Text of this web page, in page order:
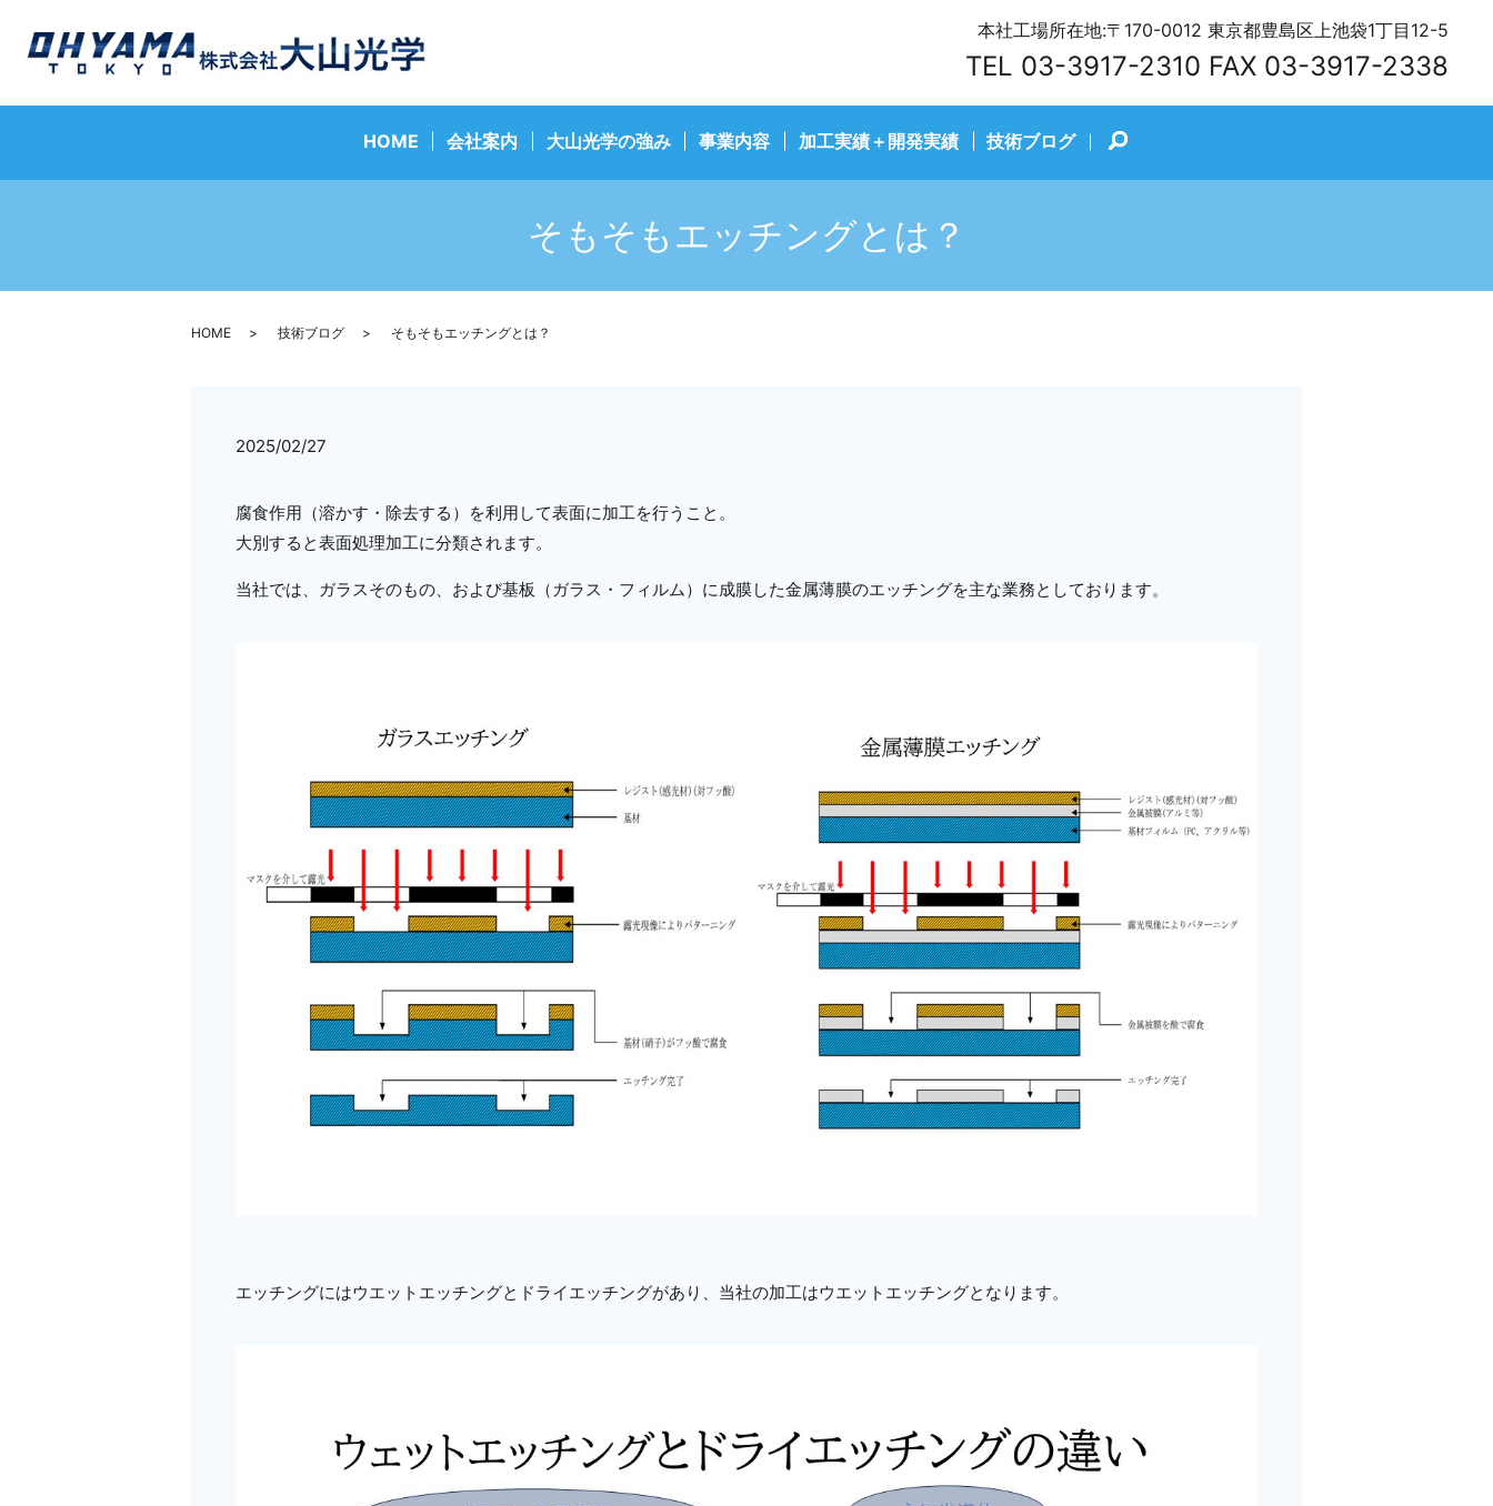
本社工場所在地:〒170-0012 東京都豊島区上池袋1丁目12-5
TEL 03-3917-2310 FAX 03-3917-2338
HOME 会社案内 大山光学の強み 事業内容 加工実績＋開発実績 技術ブログ
そもそもエッチングとは？
HOME 技術ブログ そもそもエッチングとは？
2025/02/27
腐食作用（溶かす・除去する）を利用して表面に加工を行うこと。
大別すると表面処理加工に分類されます。
当社では、ガラスそのもの、および基板（ガラス・フィルム）に成膜した金属薄膜のエッチングを主な業務としております。
エッチングにはウエットエッチングとドライエッチングがあり、当社の加工はウエットエッチングとなります。